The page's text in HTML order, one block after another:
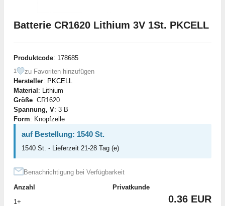
Batterie CR1620 Lithium 3V 1St. PKCELL
Produktcode: 178685
1
zu Favoriten hinzufügen
Hersteller: PKCELL
Material: Lithium
Größe: CR1620
Spannung, V: 3 В
Form: Knopfzelle
auf Bestellung: 1540 St.
1540 St. - Lieferzeit 21-28 Tag (e)
Benachrichtigung bei Verfügbarkeit
Anzahl
Privatkunde
1+
0.36 EUR